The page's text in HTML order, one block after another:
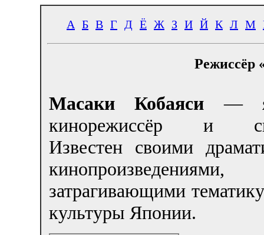
А Б В Г Д Ё Ж З И Й К Л М
Режиссёр
Масаки Кобаяси —
кинорежиссёр и
Известен своими
кинопроизведениями,
затрагивающими
культуры Японии.